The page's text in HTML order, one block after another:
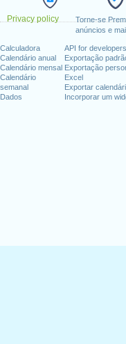
Privacy policy
Torne-se
anúncios e
Calculadora
Calendário anual
Calendário mensal
Calendário
semanal
Dados
API for developers
Exportação
Exportação
Excel
Exportar
Incorporar um